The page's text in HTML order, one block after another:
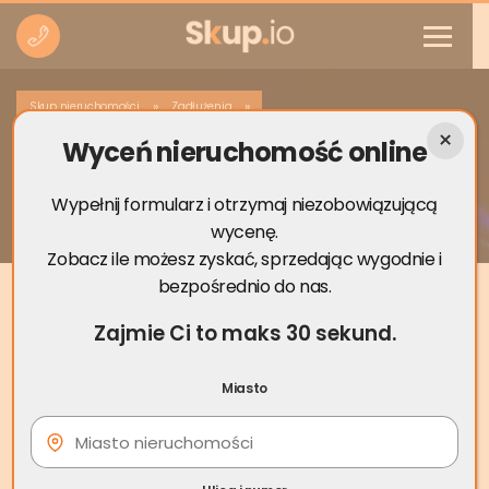
Skup nieruchomości » Zadłużenia »
Czy komornik może zająć odziedziczone
mieszkanie?
Wyceń nieruchomość online
Wypełnij formularz i otrzymaj niezobowiązującą
wycenę.
Zobacz ile możesz zyskać, sprzedając wygodnie i
bezpośrednio do nas.
Zajmie Ci to maks 30 sekund.
Miasto